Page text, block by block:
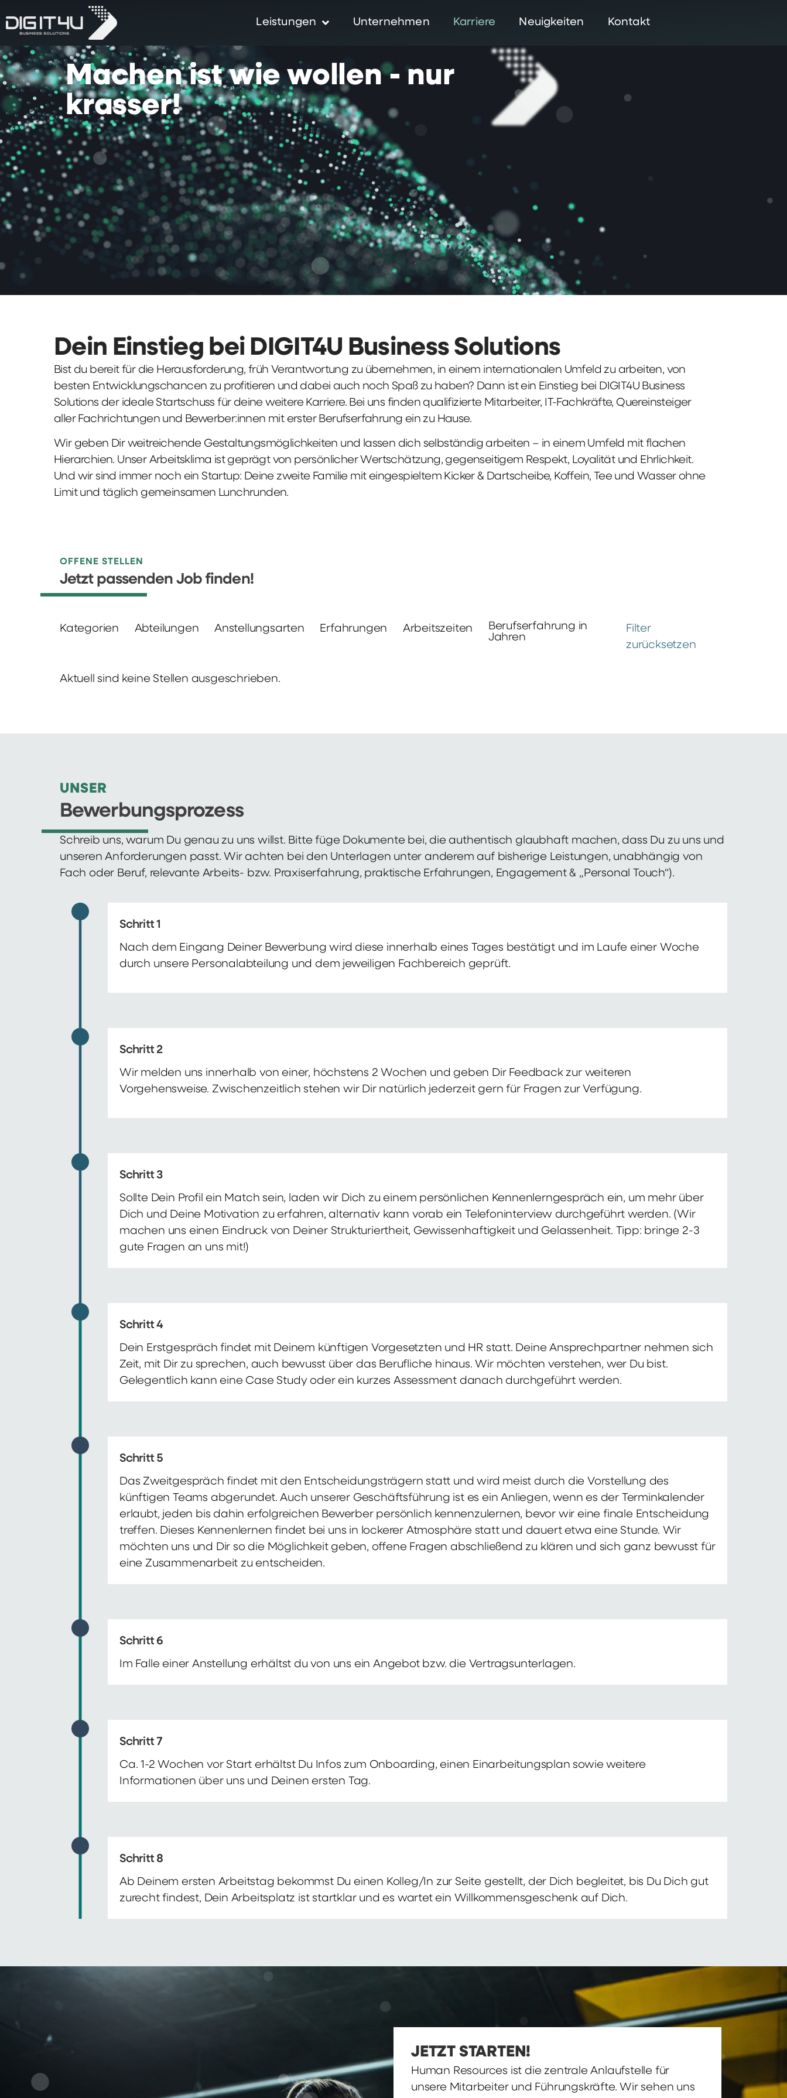
Leistungen Unternehmen Karriere Neuigkeiten Kontakt
Machen ist wie wollen - nur
krasser!
Dein Einstieg bei DIGIT4U Business Solutions
Bist du bereit für die Herausforderung, früh Verantwortung zu übernehmen, in einem internationalen Umfeld zu arbeiten, von
besten Entwicklungschancen zu profitieren und dabei auch noch Spaß zu haben? Dann ist ein Einstieg bei DIGIT4U Business
Solutions der ideale Startschuss für deine weitere Karriere. Bei uns finden qualifizierte Mitarbeiter, IT-Fachkräfte, Quereinsteiger
aller Fachrichtungen und Bewerber:innen mit erster Berufserfahrung ein zu Hause.
Wir geben Dir weitreichende Gestaltungsmöglichkeiten und lassen dich selbständig arbeiten – in einem Umfeld mit flachen
Hierarchien. Unser Arbeitsklima ist geprägt von persönlicher Wertschätzung, gegenseitigem Respekt, Loyalität und Ehrlichkeit.
Und wir sind immer noch ein Startup: Deine zweite Familie mit eingespieltem Kicker & Dartscheibe, Koffein, Tee und Wasser ohne
Limit und täglich gemeinsamen Lunchrunden.
OFFENE STELLEN
Jetzt passenden Job finden!
Kategorien Abteilungen Anstellungsarten Erfahrungen Arbeitszeiten
Berufserfahrung in
Jahren
Filter
zurücksetzen
Aktuell sind keine Stellen ausgeschrieben.
UNSER
Bewerbungsprozess
Schreib uns, warum Du genau zu uns willst. Bitte füge Dokumente bei, die authentisch glaubhaft machen, dass Du zu uns und
unseren Anforderungen passt. Wir achten bei den Unterlagen unter anderem auf bisherige Leistungen, unabhängig von
Fach oder Beruf, relevante Arbeits- bzw. Praxiserfahrung, praktische Erfahrungen, Engagement & „Personal Touch“).
Schritt 1
Nach dem Eingang Deiner Bewerbung wird diese innerhalb eines Tages bestätigt und im Laufe einer Woche
durch unsere Personalabteilung und dem jeweiligen Fachbereich geprüft.
Schritt 2
Wir melden uns innerhalb von einer, höchstens 2 Wochen und geben Dir Feedback zur weiteren
Vorgehensweise. Zwischenzeitlich stehen wir Dir natürlich jederzeit gern für Fragen zur Verfügung.
Schritt 3
Sollte Dein Profil ein Match sein, laden wir Dich zu einem persönlichen Kennenlerngespräch ein, um mehr über
Dich und Deine Motivation zu erfahren, alternativ kann vorab ein Telefoninterview durchgeführt werden. (Wir
machen uns einen Eindruck von Deiner Strukturiertheit, Gewissenhaftigkeit und Gelassenheit. Tipp: bringe 2-3
gute Fragen an uns mit!)
Schritt 4
Dein Erstgespräch findet mit Deinem künftigen Vorgesetzten und HR statt. Deine Ansprechpartner nehmen sich
Zeit, mit Dir zu sprechen, auch bewusst über das Berufliche hinaus. Wir möchten verstehen, wer Du bist.
Gelegentlich kann eine Case Study oder ein kurzes Assessment danach durchgeführt werden.
Schritt 5
Das Zweitgespräch findet mit den Entscheidungsträgern statt und wird meist durch die Vorstellung des
künftigen Teams abgerundet. Auch unserer Geschäftsführung ist es ein Anliegen, wenn es der Terminkalender
erlaubt, jeden bis dahin erfolgreichen Bewerber persönlich kennenzulernen, bevor wir eine finale Entscheidung
treffen. Dieses Kennenlernen findet bei uns in lockerer Atmosphäre statt und dauert etwa eine Stunde. Wir
möchten uns und Dir so die Möglichkeit geben, offene Fragen abschließend zu klären und sich ganz bewusst für
eine Zusammenarbeit zu entscheiden.
Schritt 6
Im Falle einer Anstellung erhältst du von uns ein Angebot bzw. die Vertragsunterlagen.
Schritt 7
Ca. 1-2 Wochen vor Start erhältst Du Infos zum Onboarding, einen Einarbeitungsplan sowie weitere
Informationen über uns und Deinen ersten Tag.
Schritt 8
Ab Deinem ersten Arbeitstag bekommst Du einen Kolleg/In zur Seite gestellt, der Dich begleitet, bis Du Dich gut
zurecht findest, Dein Arbeitsplatz ist startklar und es wartet ein Willkommensgeschenk auf Dich.
JETZT STARTEN!
Human Resources ist die zentrale Anlaufstelle für
unsere Mitarbeiter und Führungskräfte. Wir sehen uns